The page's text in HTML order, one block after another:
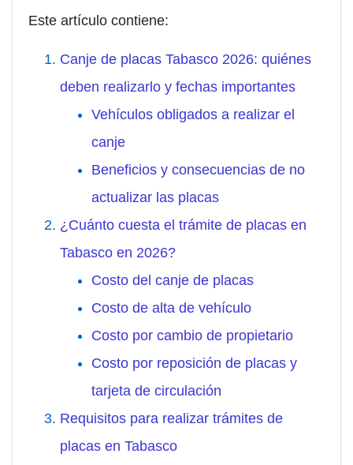
Este artículo contiene:
Canje de placas Tabasco 2026: quiénes
deben realizarlo y fechas importantes
Vehículos obligados a realizar el
canje
Beneficios y consecuencias de no
actualizar las placas
¿Cuánto cuesta el trámite de placas en
Tabasco en 2026?
Costo del canje de placas
Costo de alta de vehículo
Costo por cambio de propietario
Costo por reposición de placas y
tarjeta de circulación
Requisitos para realizar trámites de
placas en Tabasco